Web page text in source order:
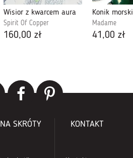
Wisior z kwarcem aura
Spirit Of Copper
160,00 zł
Madame
41,00 zł
NA SKRÓTY KONTAKT